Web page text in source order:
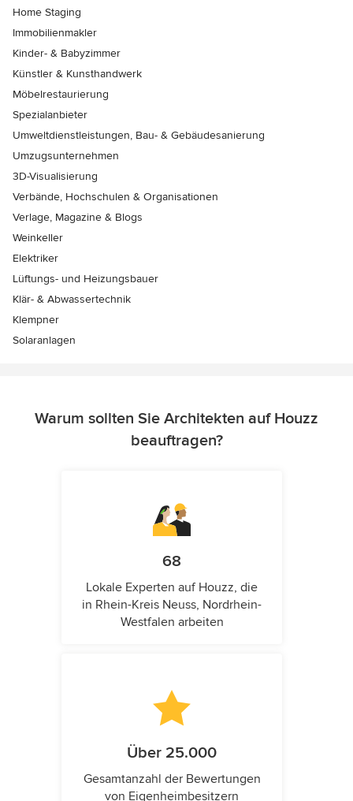
Home Staging
Immobilienmakler
Kinder- & Babyzimmer
Künstler & Kunsthandwerk
Möbelrestaurierung
Spezialanbieter
Umweltdienstleistungen, Bau- & Gebäudesanierung
Umzugsunternehmen
3D-Visualisierung
Verbände, Hochschulen & Organisationen
Verlage, Magazine & Blogs
Weinkeller
Elektriker
Lüftungs- und Heizungsbauer
Klär- & Abwassertechnik
Klempner
Solaranlagen
Warum sollten Sie Architekten auf Houzz
beauftragen?
68
Lokale Experten auf Houzz, die
in Rhein-Kreis Neuss, Nordrhein-
Westfalen arbeiten
Über 25.000
Gesamtanzahl der Bewertungen
von Eigenheimbesitzern